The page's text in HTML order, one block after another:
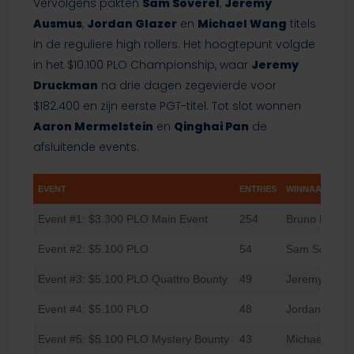
Vervolgens pakten Sam Soverel, Jeremy
Ausmus, Jordan Glazeren Michael Wang titels
in de reguliere high rollers. Het hoogtepunt volgde
in het $10.100 PLO Championship, waar Jeremy
Druckman na drie dagen zegevierde voor
$182.400 en zijn eerste PGT-titel. Tot slot wonnen
Aaron Mermelstein en Qinghai Pan de
afsluitende events.
EVENT ENTRIES WINNAAR
Event #1: $3.300 PLO Main Event 254 Bruno Furth
Event #2: $5.100 PLO 54 Sam Soverel
Event #3: $5.100 PLO Quattro Bounty 49 Jeremy
Event #4: $5.100 PLO 48 Jordan
Event #5: $5.100 PLO Mystery Bounty 43 Michael